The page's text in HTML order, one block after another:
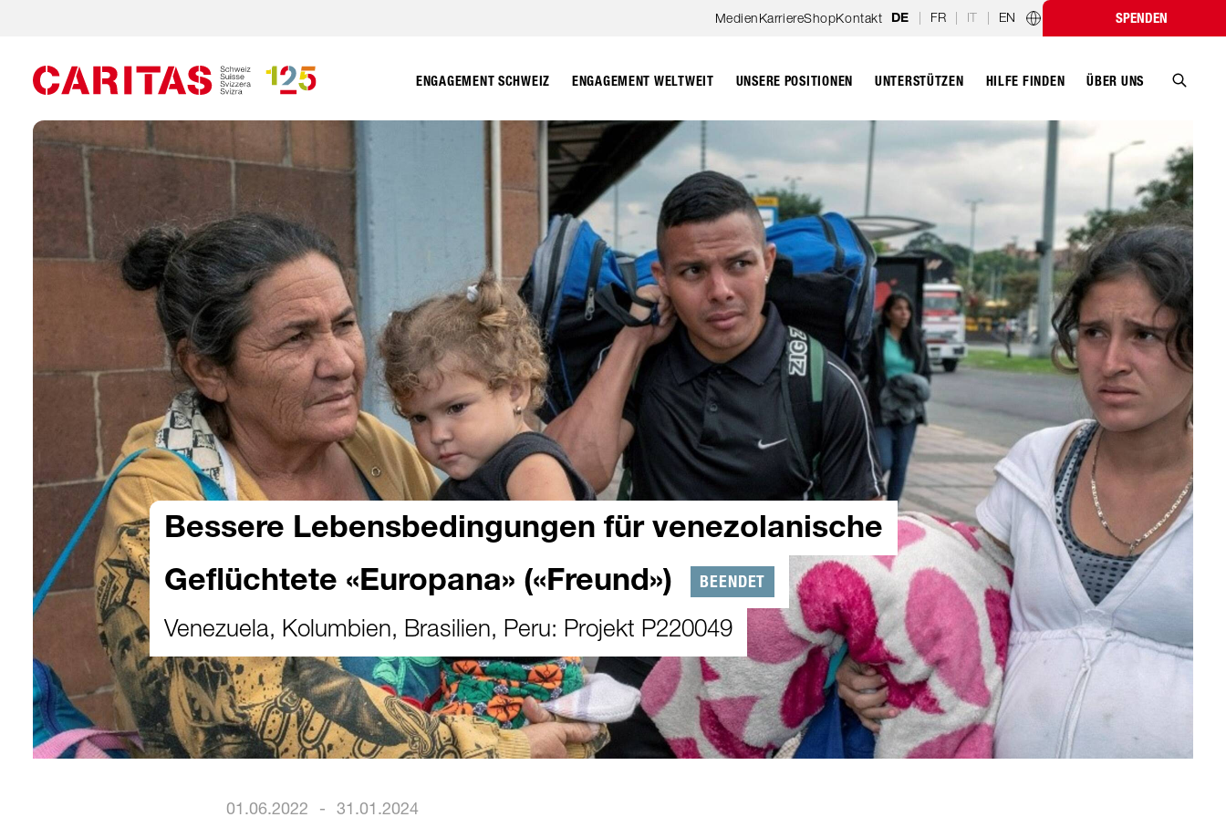
Zum Hauptinhalt springen
MedienKarriereShopKontakt DE | FR | IT | EN
LänderprogrammeSPENDEN
ENGAGEMENT SCHWEIZ ENGAGEMENT WELTWEIT UNSERE POSITIONEN UNTERSTÜTZEN HILFE FINDEN ÜBER UNS
Bessere Lebensbedingungen für venezolanische
Geflüchtete «Europana» («Freund»)
BEENDET
Venezuela, Kolumbien, Brasilien, Peru: Projekt P220049
01.06.2022 - 31.01.2024